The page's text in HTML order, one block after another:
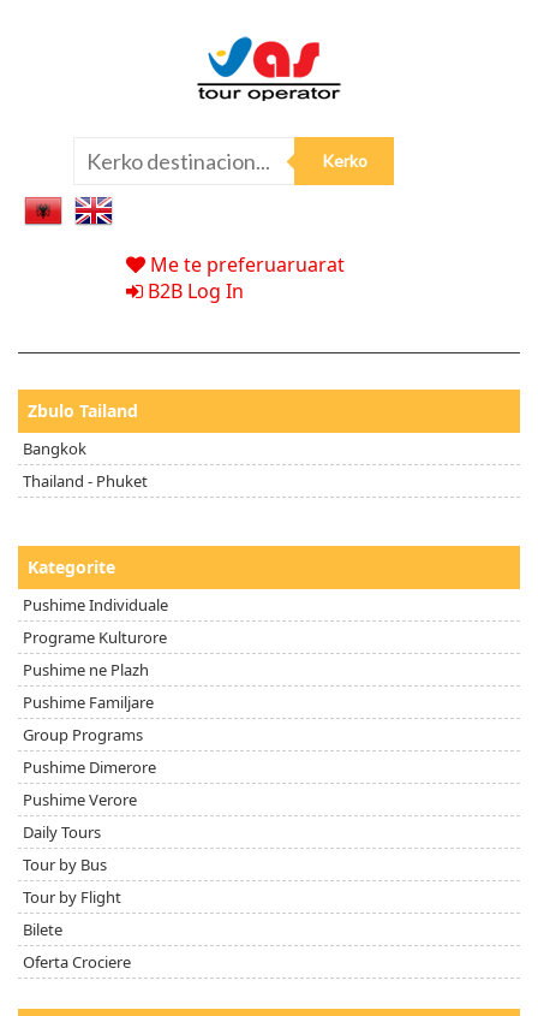
Me te preferuaruarat
B2B Log In
Zbulo Tailand
Bangkok
Thailand - Phuket
Kategorite
Pushime Individuale
Programe Kulturore
Pushime ne Plazh
Pushime Familjare
Group Programs
Pushime Dimerore
Pushime Verore
Daily Tours
Tour by Bus
Tour by Flight
Bilete
Oferta Crociere